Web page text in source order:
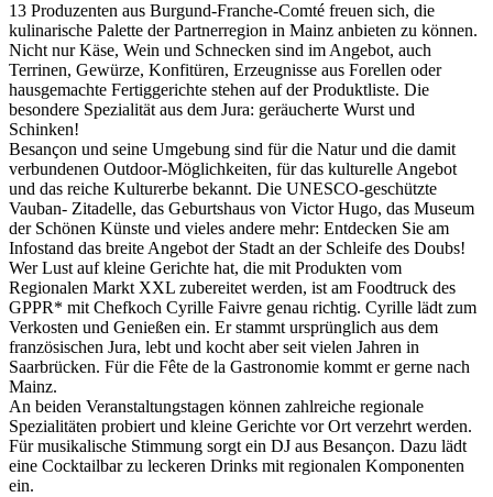
13 Produzenten aus Burgund-Franche-Comté freuen sich, die
kulinarische Palette der Partnerregion in Mainz anbieten zu können.
Nicht nur Käse, Wein und Schnecken sind im Angebot, auch
Terrinen, Gewürze, Konfitüren, Erzeugnisse aus Forellen oder
hausgemachte Fertiggerichte stehen auf der Produktliste. Die
besondere Spezialität aus dem Jura: geräucherte Wurst und
Schinken!
Besançon und seine Umgebung sind für die Natur und die damit
verbundenen Outdoor-Möglichkeiten, für das kulturelle Angebot
und das reiche Kulturerbe bekannt. Die UNESCO-geschützte
Vauban- Zitadelle, das Geburtshaus von Victor Hugo, das Museum
der Schönen Künste und vieles andere mehr: Entdecken Sie am
Infostand das breite Angebot der Stadt an der Schleife des Doubs!
Wer Lust auf kleine Gerichte hat, die mit Produkten vom
Regionalen Markt XXL zubereitet werden, ist am Foodtruck des
GPPR* mit Chefkoch Cyrille Faivre genau richtig. Cyrille lädt zum
Verkosten und Genießen ein. Er stammt ursprünglich aus dem
französischen Jura, lebt und kocht aber seit vielen Jahren in
Saarbrücken. Für die Fête de la Gastronomie kommt er gerne nach
Mainz.
An beiden Veranstaltungstagen können zahlreiche regionale
Spezialitäten probiert und kleine Gerichte vor Ort verzehrt werden.
Für musikalische Stimmung sorgt ein DJ aus Besançon. Dazu lädt
eine Cocktailbar zu leckeren Drinks mit regionalen Komponenten
ein.